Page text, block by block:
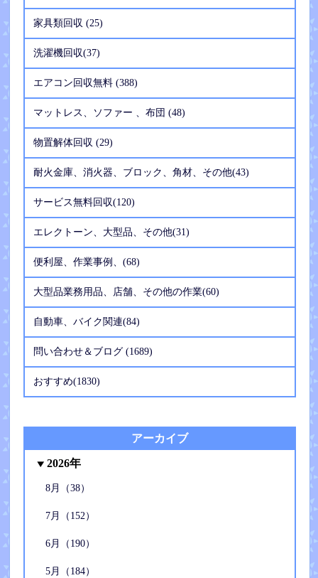
家具類回収 (25)
洗濯機回収(37)
エアコン回収無料 (388)
マットレス、ソファー 、布団 (48)
物置解体回収 (29)
耐火金庫、消火器、ブロック、角材、その他(43)
サービス無料回収(120)
エレクトーン、大型品、その他(31)
便利屋、作業事例、(68)
大型品業務用品、店舗、その他の作業(60)
自動車、バイク関連(84)
問い合わせ＆ブログ (1689)
おすすめ(1830)
アーカイブ
2026年
8月（38）
7月（152）
6月（190）
5月（184）